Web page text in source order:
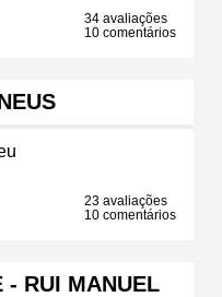
34 avaliações
10 comentários
23 avaliações
10 comentários
- RUI MANUEL